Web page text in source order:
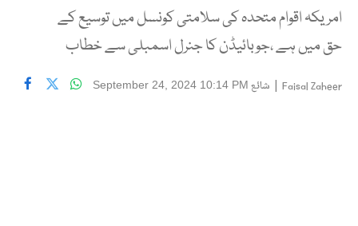
امریکہ اقوام متحدہ کی سلامتی کونسل میں توسیع کے
حق میں ہے ،جوبائیڈن کا جنرل اسمبلی سے خطاب
Faisal Zaheer
| شائع September 24, 2024 10:14 PM